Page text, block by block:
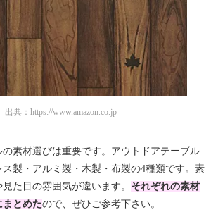
出典： https://www.amazon.co.jp
素材選びは重要です。アウトドアテーブル
製・アルミ製・木製・布製の4種類です。素
た目の雰囲気が違います。 それぞれの素材
とめたので、ぜひご参考下さい。